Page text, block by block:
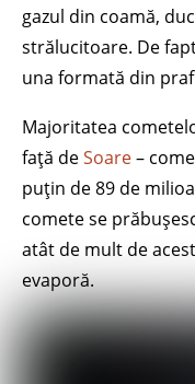
gazul din coamă,
strălucitoare. De
una formată din
Majoritatea
față deSoare–
puțin de 89 de
comete se
atât de mult de
evaporă.